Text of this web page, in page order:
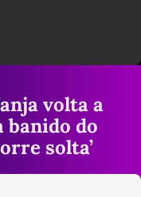
volta a
banido do
solta’